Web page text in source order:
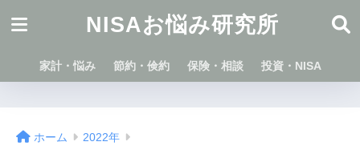
NISAお悩み研究所
家計・悩み 節約・倹約 保険・相談 投資・NISA
ホーム 2022年